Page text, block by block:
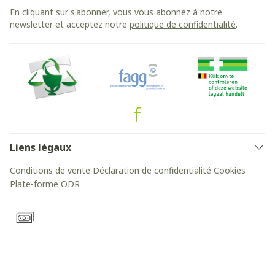
En cliquant sur s'abonner, vous vous abonnez à notre
newsletter et acceptez notre politique de confidentialité.
Liens légaux
Conditions de vente Déclaration de confidentialité Cookies
Plate-forme ODR